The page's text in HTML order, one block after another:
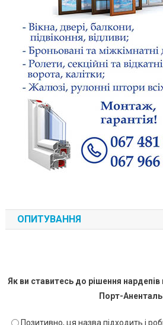
ОПИТУВАННЯ
Як ви ставитесь до рішення
Порт-
Позитивно, ця назва підходить і